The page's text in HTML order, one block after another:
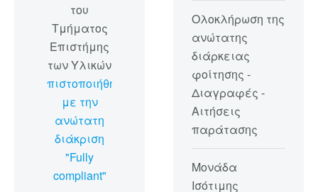
του
Τμήματος
Επιστήμης
των Υλικών
πιστοποιήθηκε
με την
ανώτατη
διάκριση
"Fully
compliant"
Ολοκλήρωση της
ανώτατης
διάρκειας
φοίτησης -
Διαγραφές -
Αιτήσεις
παράτασης
Μονάδα
Ισότιμης